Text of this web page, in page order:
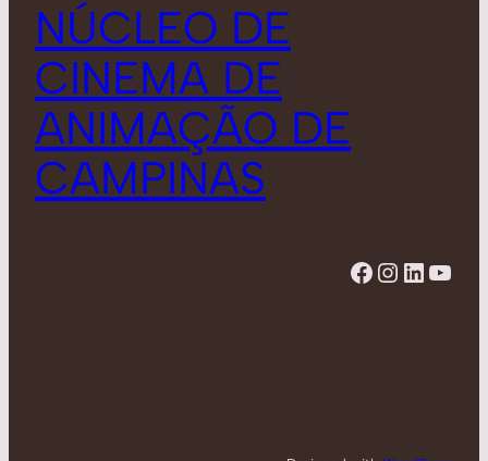
NÚCLEO DE
CINEMA DE
ANIMAÇÃO DE
CAMPINAS
Facebook Instagram LinkedIn YouTube